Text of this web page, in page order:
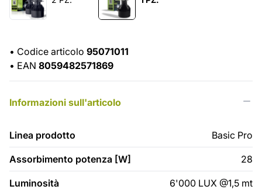
• Codice articolo 95071011
• EAN 8059482571869
Informazioni sull'articolo
Linea prodotto Basic Pro
Assorbimento potenza [W] 28
Luminosità 6'000 LUX @1,5 mt